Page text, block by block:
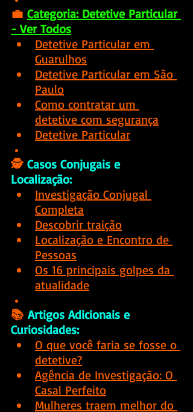
💼 Categoria: Detetive Particular
- Ver Todos
Detetive Particular em
Guarulhos
Detetive Particular em São
Paulo
Como contratar um
detetive com segurança
Detetive Particular
🕵️ Casos Conjugais e
Localização:
Investigação Conjugal
Completa
Descobrir traição
Localização e Encontro de
Pessoas
Os 16 principais golpes da
atualidade
📚 Artigos Adicionais e
Curiosidades:
O que você faria se fosse o
detetive?
Agência de Investigação: O
Casal Perfeito
Mulheres traem melhor do